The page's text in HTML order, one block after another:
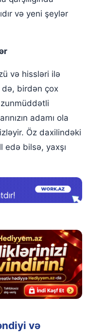
və yeni şeylər
və hissləri ilə
də, birdən çox
adamı ola
Öz daxilindəki
edə bilsə, yaxşı
və